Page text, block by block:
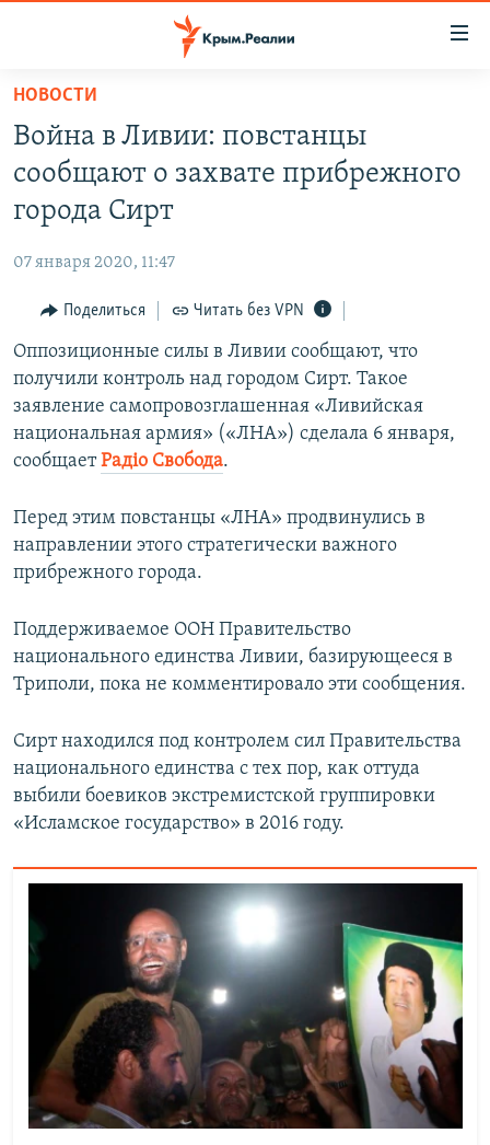
Вернуться
основному
содержанию
главной
навигации
Вернутся
поиску
СПЕЦПРОЕКТЫ
11 ЛЕТ ОККУПАЦИИ КРЫМА. 11 ИСТОРИЙ СОПРОТИВЛЕНИЯ
ЕЩЕ
ИНТЕРАКТИВ
ИНФОГРАФИКА
ТЕЛЕПРОЕКТ КРЫМ.РЕАЛИИ
СОВЕТЫ ПРАВОЗАЩИТНИКОВ
ПРОПАВШИЕ БЕЗ ВЕСТИ
ПОБЕДИТЕЛЕЙ НЕ СУДЯТ?
КРЫМ.НЕПОКОРЕННЫЙ
УКРАИНСКАЯ ПРОБЛЕМА КРЫМА
РАДІО СВОБОДА
КАК ОБОЙТИ БЛОКИРОВКУ
Українською
Qırımtatar
ПРИСОЕДИНЯЙТЕСЬ!
Все сайты RFE/RL
НОВОСТИ
Война в Ливии: повстанцы
сообщают о захвате прибрежного
города Сирт
07 января 2020, 11:47
Поделиться Читать без VPN
Оппозиционные силы в Ливии сообщают, что
получили контроль над городом Сирт. Такое
заявление самопровозглашенная «Ливийская
национальная армия» («ЛНА») сделала 6 января,
сообщаетРадiо Свобода.
Перед этим повстанцы «ЛНА» продвинулись в
направлении этого стратегически важного
прибрежного города.
Поддерживаемое ООН Правительство
национального единства Ливии, базирующееся в
Триполи, пока не комментировало эти сообщения.
Сирт находился под контролем сил Правительства
национального единства с тех пор, как оттуда
выбили боевиков экстремистской группировки
«Исламское государство» в 2016 году.